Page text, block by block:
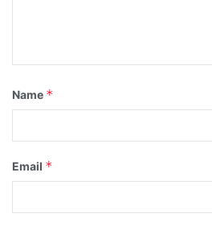
Name *
Email *